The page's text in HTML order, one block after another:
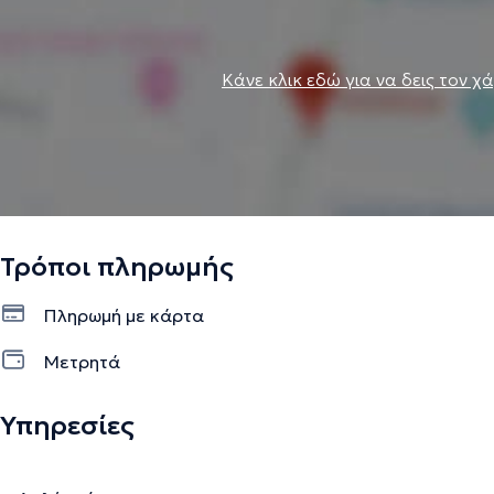
Κάνε κλικ εδώ για να δεις τον
Τρόποι πληρωμής
Πληρωμή με κάρτα
Μετρητά
Υπηρεσίες